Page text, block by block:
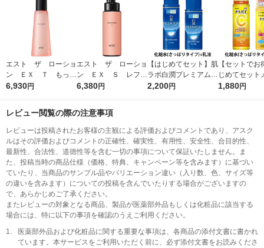
エスト ザ ローショ
ン ＥＸ Ｔ もっち
りハリ弾力のある肌に
6,930円
エスト ザ ローショ
ン ＥＸ Ｓ レフィ
ル うるおって明るく
たい方 130ml
6,380円
【はじめてセット】肌
ラボ白潤プレミアム薬
用浸透美白化粧水＋乳
2,200円
【セットでお
じめてセット
C薬用しみ対
1,880円
レビュー閲覧の際の注意事項
レビューは投稿されたお客様の主観による評価およびコメントであり、アスク
ルはその評価およびコメントの正確性、確実性、有用性、安全性、合目的性、
最新性、合法性、道徳性等を含む一切の事項について保証いたしません。ま
た、投稿当時の商品仕様（価格、特典、キャンペーン等を含みます）に基づい
ていたり、当商品のサンプル品やバリエーション違い（入り数、色、サイズ等
の違いを含みます）についての投稿を含んでいたりする場合がございますの
で、あらかじめご了承ください。
またレビューの対象となる商品、製品が医薬部外品もしくは化粧品に該当する
場合には、特に以下の事項を確認のうえご利用ください。
1.
医薬部外品および化粧品に関する重要な事項は、各商品の添付文書に書かれ
ています。本サービスをご利用いただく前に、必ず添付文書をお読みくださ